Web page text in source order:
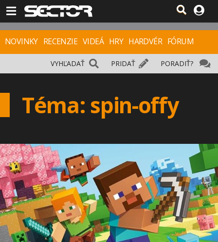
NOVINKY RECENZIE VIDEÁ HRY HARDVÉR FÓRUM
PORADIŤ?
PRIDAŤ
VYHĽADAŤ
Téma: spin-offy